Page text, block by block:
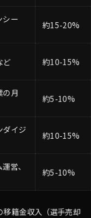
シー
約15-20%
ど 約10-15%
の月
約5-10%
ダイジ
約10-15%
営、
約5-10%
移籍金収入（選手売却